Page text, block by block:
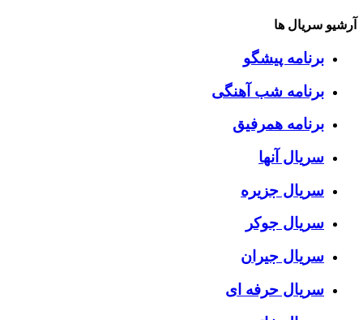
آرشیو سریال ها
برنامه پیشگو
برنامه شب آهنگی
برنامه همرفیق
سریال آنها
سریال جزیره
سریال جوکر
سریال جیران
سریال حرفه ای